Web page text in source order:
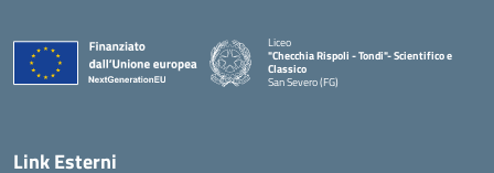
Liceo
"Checchia Rispoli - Tondi"- Scientifico e
Classico
San Severo (FG)
Link Esterni